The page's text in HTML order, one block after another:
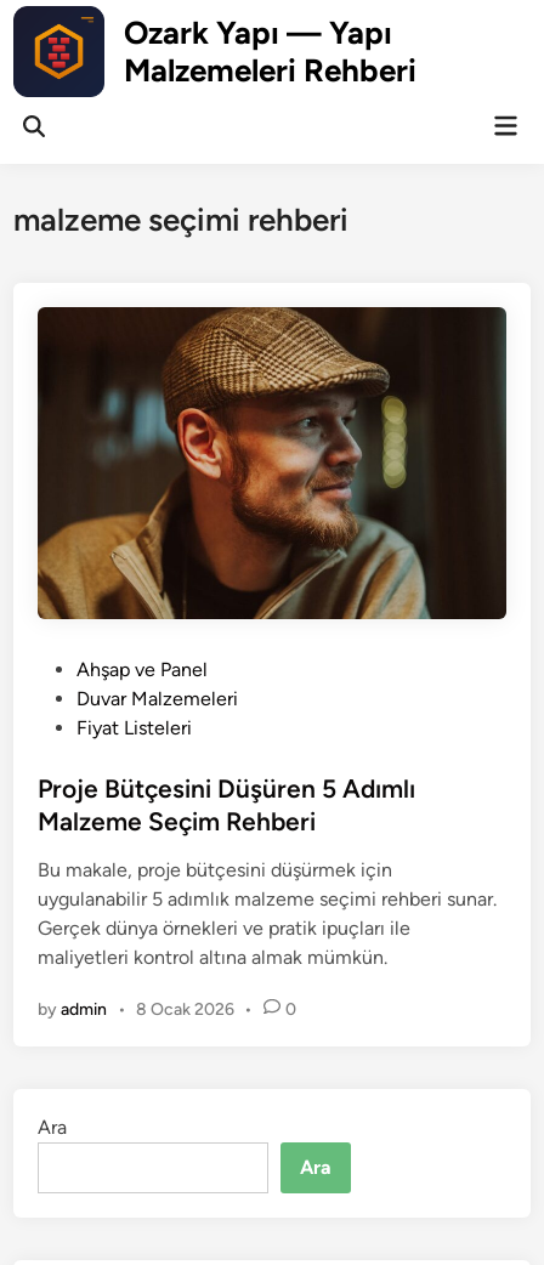
Skip
content
Ozark Yapı — Yapı
Malzemeleri Rehberi
Open
malzeme seçimi rehberi
e
d
n
Ahşap ve Panel
Duvar Malzemeleri
Fiyat Listeleri
Proje Bütçesini Düşüren 5 Adımlı
Malzeme Seçim Rehberi
Bu makale, proje bütçesini düşürmek için
uygulanabilir 5 adımlık malzeme seçimi rehberi sunar.
Gerçek dünya örnekleri ve pratik ipuçları ile
maliyetleri kontrol altına almak mümkün.
byadmin • 8 Ocak 2026 • 0
Ara
Ara